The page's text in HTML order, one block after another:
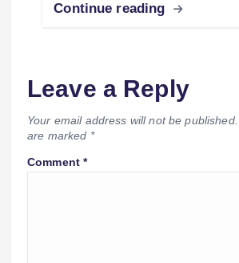
Continue reading
Leave a Reply
Your email address will not be published.
are marked *
Comment*